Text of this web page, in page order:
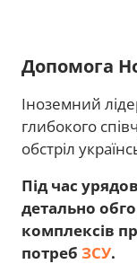
Допомога
Іноземний
глибокого
обстріл
Під час
детально
комплексів
потреб ЗСУ.